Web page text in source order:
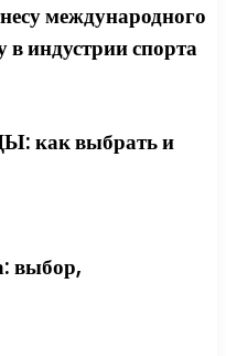
международного
в индустрии спорта
как выбрать и
выбор,